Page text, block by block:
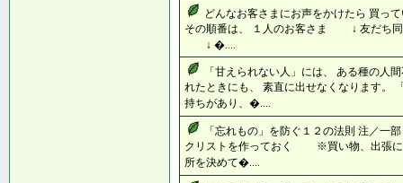
どんなお客さまにお声をかけたら 買っ
その順番は、 １人のお客さま ↓ 友だち
↓ �....
「甘えられない人」には、 ある種の人
れたときにも、 素直に出せなくなります。
持ちがあり、�....
「忘れもの」を防ぐ１２の法則 注／一
クリストを作っておく ※買い物、出張に
所を決めて�....